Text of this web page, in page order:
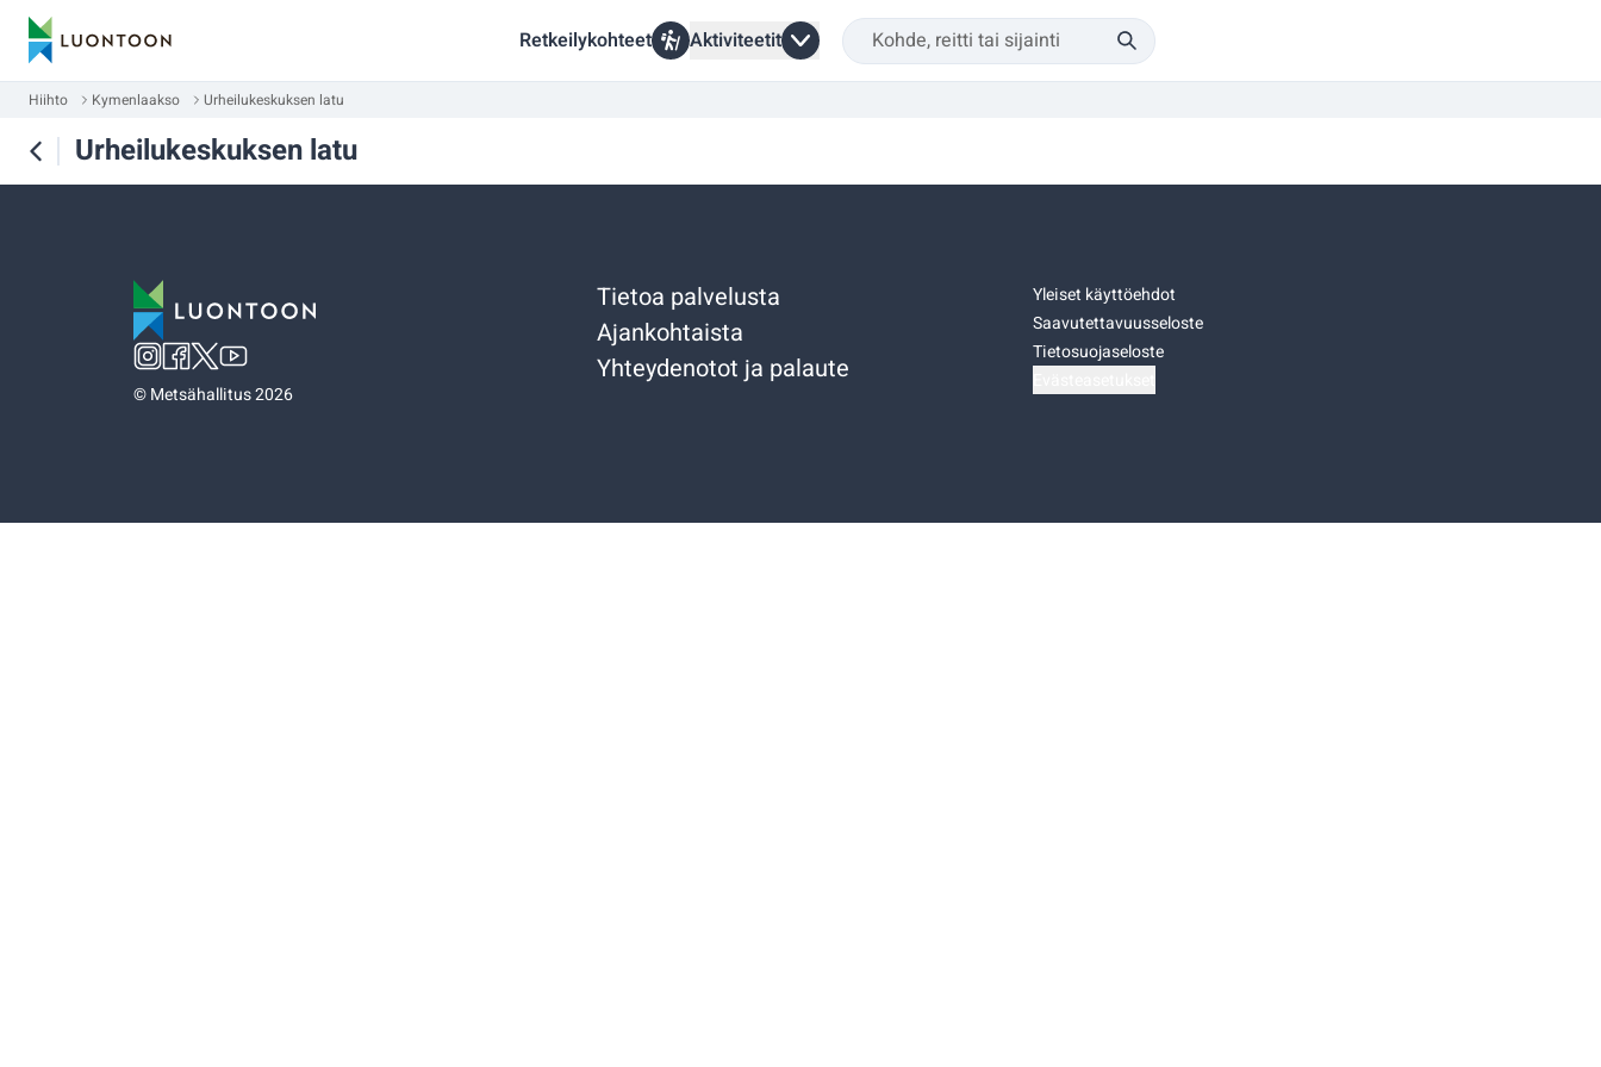
Retkeilykohteet Aktiviteetit
Hiihto Kymenlaakso Urheilukeskuksen latu
Urheilukeskuksen latu
©Metsähallitus 2026
Tietoa palvelusta
Ajankohtaista
Yhteydenotot ja palaute
Yleiset käyttöehdot
Saavutettavuusseloste
Tietosuojaseloste